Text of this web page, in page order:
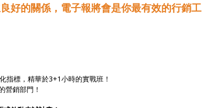
好的關係，電子報將會是你最有效的行銷工
指標，精華於3+1小時的實戰班！
營銷部門！